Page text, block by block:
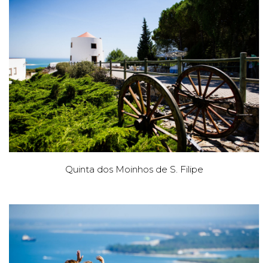
Quinta dos Moinhos de S. Filipe